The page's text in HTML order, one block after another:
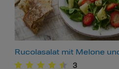
Rucolasalat mit Melone
3